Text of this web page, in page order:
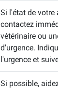
Si l'état de votre
contactez
vétérinaire ou
d'urgence.
l'urgence et
Si possible,